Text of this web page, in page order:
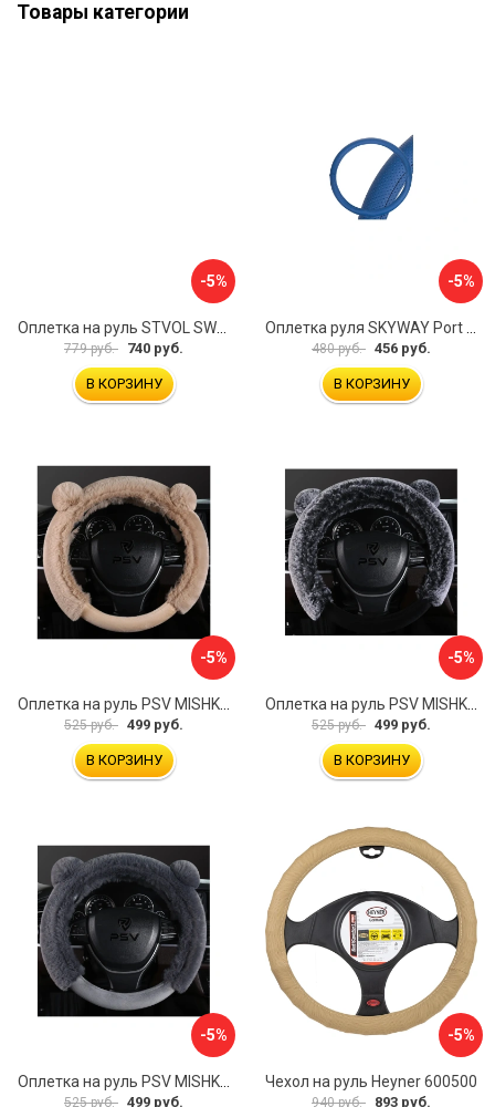
Товары категории
-5%
779 руб. 740 руб.
В КОРЗИНУ
-5%
480 руб. 456 руб.
В КОРЗИНУ
-5%
Оплетка на руль PSV MISHKA Premium 136099
525 руб. 499 руб.
В КОРЗИНУ
-5%
Оплетка на руль PSV MISHKA Premium 136095
525 руб. 499 руб.
В КОРЗИНУ
-5%
525 руб. 499 руб.
-5%
Чехол на руль Heyner 600500
940 руб. 893 руб.